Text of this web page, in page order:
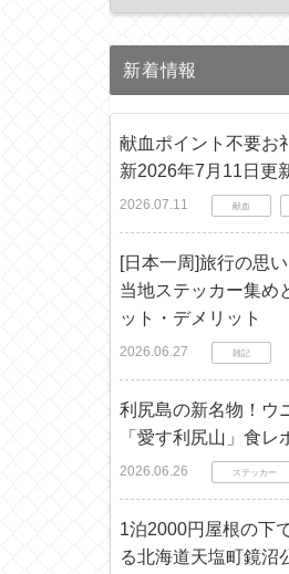
新着情報
献血ポイント不要お
新2026年7月11日更
2026.07.11 献血
[日本一周]旅行の思
当地ステッカー集め
ット・デメリット
2026.06.27 雑記
利尻島の新名物！ウ
「愛す利尻山」食レ
2026.06.26 ステッカー
1泊2000円屋根の下
る北海道天塩町鏡沼